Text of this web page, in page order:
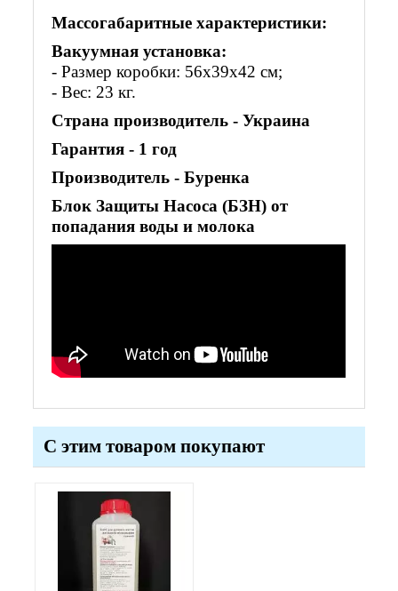
Массогабаритные характеристики:
Вакуумная установка:
- Размер коробки: 56х39х42 см;
- Вес: 23 кг.
Страна производитель - Украина
Гарантия - 1 год
Производитель - Буренка
Блок Защиты Насоса (БЗН) от
попадания воды и молока
С этим товаром покупают